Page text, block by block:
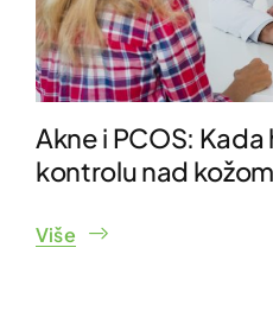
Akne i PCOS:
kontrolu nad kožom
Više